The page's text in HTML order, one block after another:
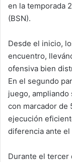
en la temporada
(BSN).
Desde el inicio,
encuentro,
ofensiva bien
En el segundo
juego, ampliando
con marcador de
ejecución
diferencia ante el
Durante el